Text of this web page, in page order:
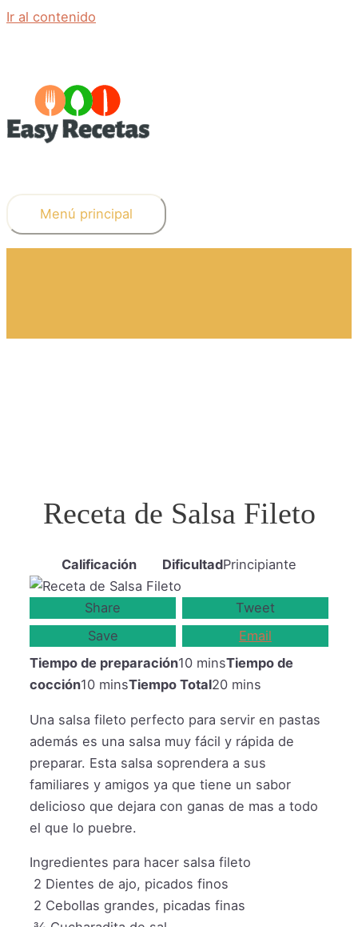
Ir al contenido
Menú principal
Receta de Salsa Fileto
Calificación DificultadPrincipiante
Share
Tweet
Save
Email
Tiempo de preparación10 minsTiempo de
cocción10 minsTiempo Total20 mins
Una salsa fileto perfecto para servir en pastas
además es una salsa muy fácil y rápida de
preparar. Esta salsa soprendera a sus
familiares y amigos ya que tiene un sabor
delicioso que dejara con ganas de mas a todo
el que lo puebre.
Ingredientes para hacer salsa fileto
2 Dientes de ajo, picados finos
2 Cebollas grandes, picadas finas